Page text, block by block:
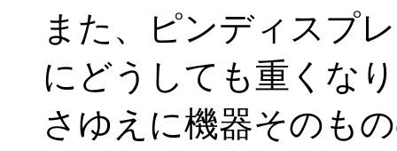
また、ピンディスプ
にどうしても重くな
さゆえに機器そのも